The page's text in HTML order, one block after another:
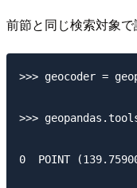
前節と同じ検索対象で
>>> geocoder =
>>>
0  POINT